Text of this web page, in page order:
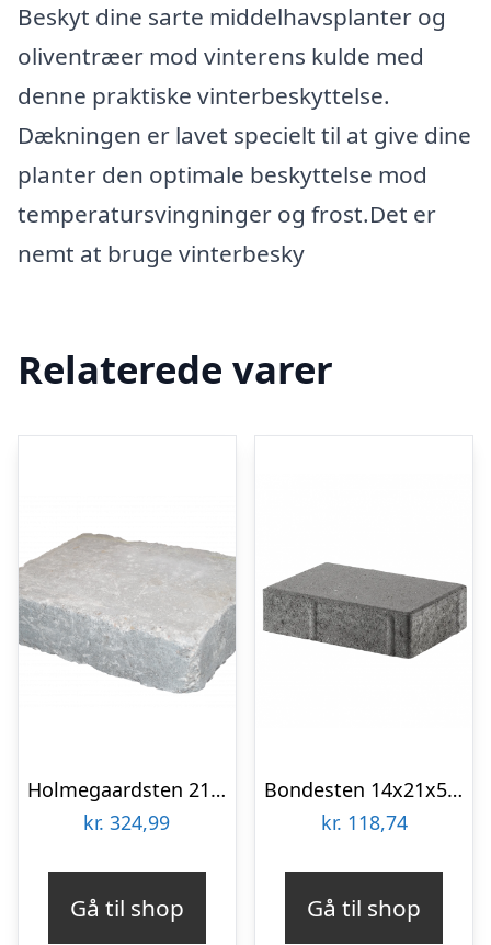
Beskyt dine sarte middelhavsplanter og
oliventræer mod vinterens kulde med
denne praktiske vinterbeskyttelse.
Dækningen er lavet specielt til at give dine
planter den optimale beskyttelse mod
temperatursvingninger og frost.Det er
nemt at bruge vinterbesky
Relaterede varer
Holmegaardsten 21x28x7 cm – Mega – Gråmix
kr. 324,99
Gå til shop
Bondesten 14x21x5 cm Grå
kr. 118,74
Gå til shop